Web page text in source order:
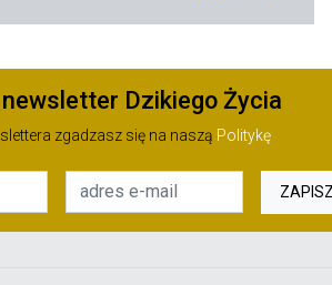
Dzikiego Życia
zgadzasz się na naszą Politykę